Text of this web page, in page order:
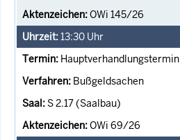
OWi 145/26
13:30 Uhr
Hauptverhandlungstermin
Bußgeldsachen
S 2.17 (Saalbau)
OWi 69/26